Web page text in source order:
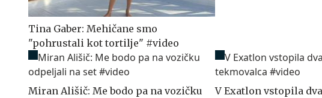
Tina Gaber: Mehičane smo
"pohrustali kot tortilje" #video
Miran Ališič: Me bodo pa na vozičku
V Exatlon vstopila